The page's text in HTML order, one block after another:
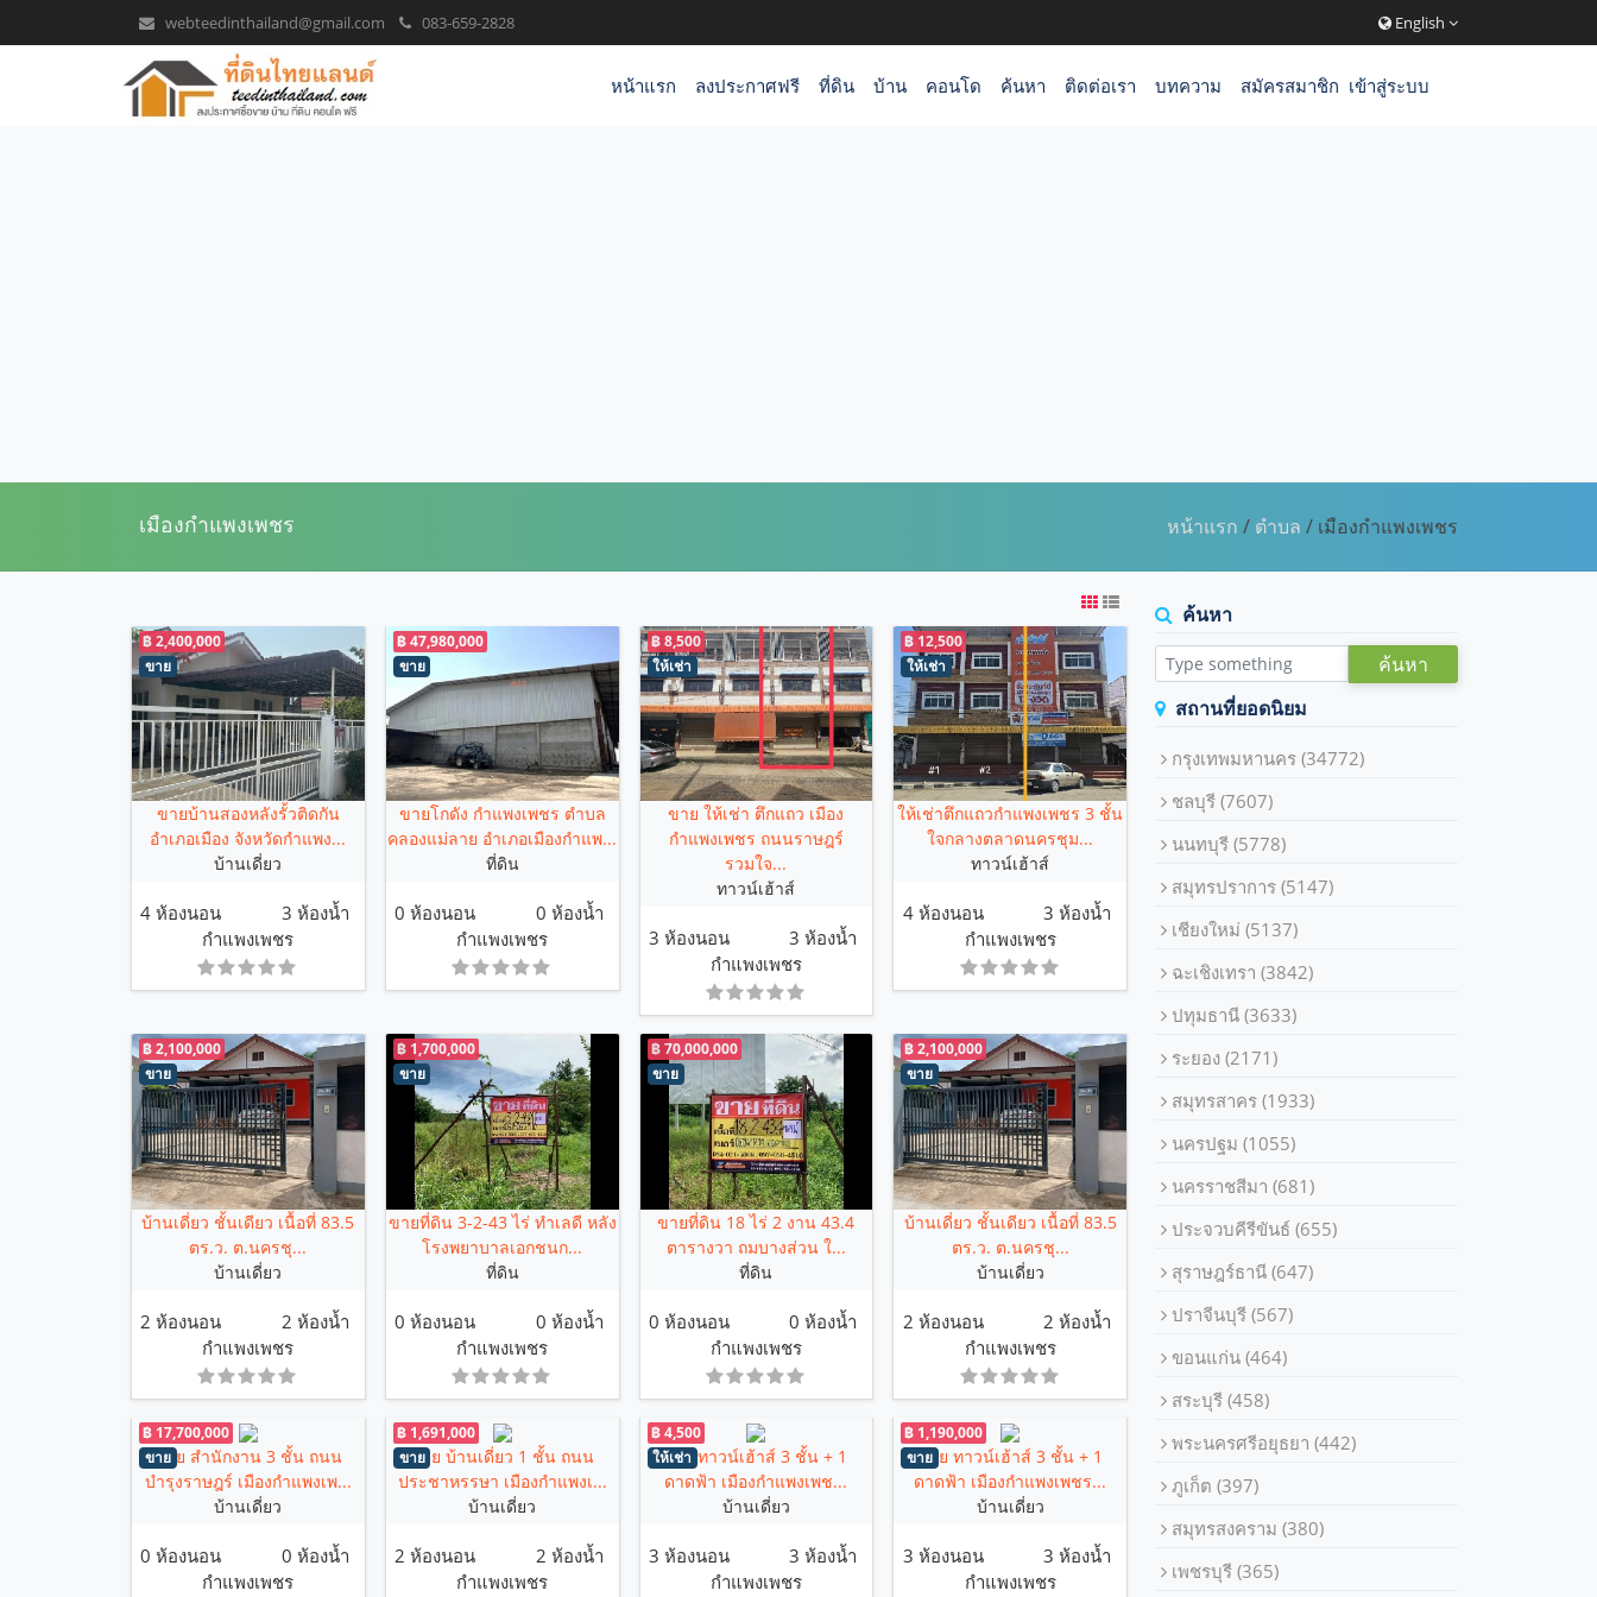
webteedinthailand@gmail.com 083-659-2828 English
หน้าแรก ลงประกาศฟรี ที่ดิน บ้าน คอนโด ค้นหา ติดต่อเรา บทความ สมัครสมาชิก เข้าสู่ระบบ
เมืองกำแพงเพชร หน้าแรก / ตำบล / เมืองกำแพงเพชร
ขาย
฿ 2,400,000
ขายบ้านสองหลังรั้วติดกัน
อำเภอเมือง จังหวัดกำแพง...
บ้านเดี่ยว
4 ห้องนอน
3 ห้องน้ำ
กำแพงเพชร
ขาย
฿ 47,980,000
ขายโกดัง กำแพงเพชร ตำบล
คลองแม่ลาย อำเภอเมืองกำแพ...
ที่ดิน
0 ห้องนอน
0 ห้องน้ำ
กำแพงเพชร
ให้เช่า
฿ 8,500
ขาย ให้เช่า ตึกแถว เมือง
กำแพงเพชร ถนนราษฎร์
รวมใจ...
ทาวน์เฮ้าส์
3 ห้องนอน
3 ห้องน้ำ
กำแพงเพชร
ให้เช่า
฿ 12,500
ให้เช่าตึกแถวกำแพงเพชร 3 ชั้น
ใจกลางตลาดนครชุม...
ทาวน์เฮ้าส์
4 ห้องนอน
3 ห้องน้ำ
กำแพงเพชร
ขาย
฿ 2,100,000
บ้านเดี่ยว ชั้นเดียว เนื้อที่ 83.5
ตร.ว. ต.นครชุ...
บ้านเดี่ยว
2 ห้องนอน
2 ห้องน้ำ
กำแพงเพชร
ขาย
฿ 1,700,000
ขายที่ดิน 3-2-43 ไร่ ทำเลดี หลัง
โรงพยาบาลเอกชนก...
ที่ดิน
0 ห้องนอน
0 ห้องน้ำ
กำแพงเพชร
ขาย
฿ 70,000,000
ขายที่ดิน 18 ไร่ 2 งาน 43.4
ตารางวา ถมบางส่วน ใ...
ที่ดิน
0 ห้องนอน
0 ห้องน้ำ
กำแพงเพชร
ขาย
฿ 2,100,000
บ้านเดี่ยว ชั้นเดียว เนื้อที่ 83.5
ตร.ว. ต.นครชุ...
บ้านเดี่ยว
2 ห้องนอน
2 ห้องน้ำ
กำแพงเพชร
ขาย
฿ 17,700,000
ขาย สำนักงาน 3 ชั้น ถนน
บำรุงราษฎร์ เมืองกำแพงเพ...
บ้านเดี่ยว
0 ห้องนอน
0 ห้องน้ำ
กำแพงเพชร
ขาย
฿ 1,691,000
ขาย บ้านเดี่ยว 1 ชั้น ถนน
ประชาหรรษา เมืองกำแพงเ...
บ้านเดี่ยว
2 ห้องนอน
2 ห้องน้ำ
กำแพงเพชร
ให้เช่า
฿ 4,500
เช่า ทาวน์เฮ้าส์ 3 ชั้น + 1
ดาดฟ้า เมืองกำแพงเพช...
บ้านเดี่ยว
3 ห้องนอน
3 ห้องน้ำ
กำแพงเพชร
ขาย
฿ 1,190,000
ขาย ทาวน์เฮ้าส์ 3 ชั้น + 1
ดาดฟ้า เมืองกำแพงเพชร...
บ้านเดี่ยว
3 ห้องนอน
3 ห้องน้ำ
กำแพงเพชร
ค้นหา
ค้นหา
สถานที่ยอดนิยม
กรุงเทพมหานคร
(34772)
ชลบุรี
(7607)
นนทบุรี
(5778)
สมุทรปราการ
(5147)
เชียงใหม่
(5137)
ฉะเชิงเทรา
(3842)
ปทุมธานี
(3633)
ระยอง
(2171)
สมุทรสาคร
(1933)
นครปฐม
(1055)
นครราชสีมา
(681)
ประจวบคีรีขันธ์
(655)
สุราษฎร์ธานี
(647)
ปราจีนบุรี
(567)
ขอนแก่น
(464)
สระบุรี
(458)
พระนครศรีอยุธยา
(442)
ภูเก็ต
(397)
สมุทรสงคราม
(380)
เพชรบุรี
(365)